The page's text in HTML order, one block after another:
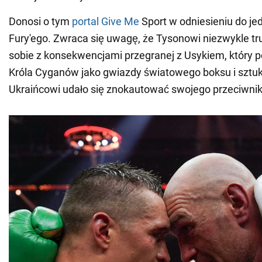
Donosi o tym portal Give Me Sport w odniesieniu do
Fury'ego. Zwraca się uwagę, że Tysonowi niezwykle
sobie z konsekwencjami przegranej z Usykiem, który
Króla Cyganów jako gwiazdy światowego boksu i
Ukraińcowi udało się znokautować swojego